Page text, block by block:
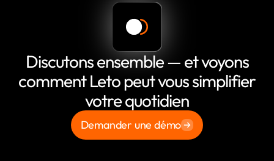
Discutons ensemble — et voyons
comment Leto peut vous simplifier
votre quotidien
Demander une démo